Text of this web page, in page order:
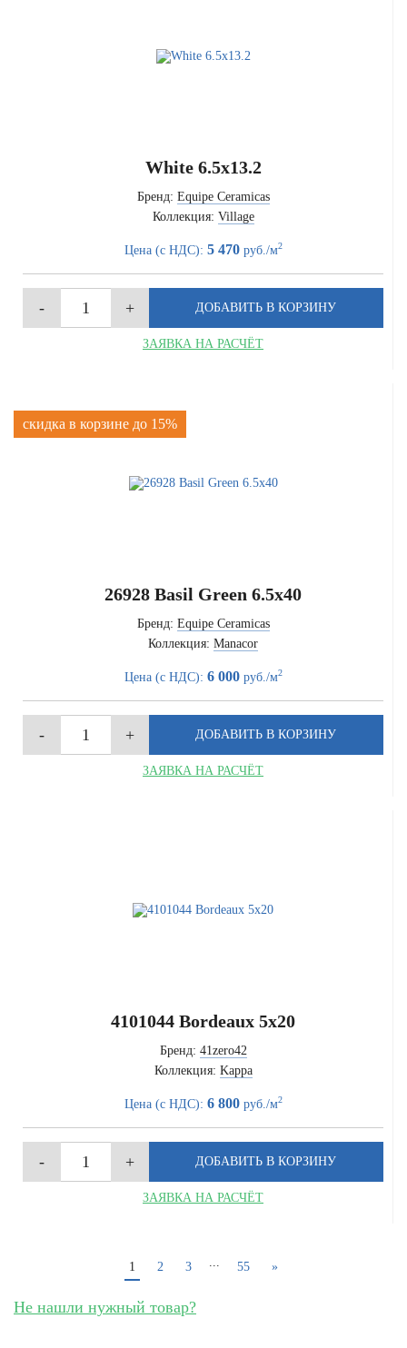
White 6.5x13.2
Бренд: Equipe Ceramicas
Коллекция: Village
Цена (с НДС): 5 470руб./м2
ЗАЯВКА НА РАСЧЁТ
скидка в корзине до 15%
26928 Basil Green 6.5x40
Бренд: Equipe Ceramicas
Коллекция: Manacor
Цена (с НДС): 6 000руб./м2
ЗАЯВКА НА РАСЧЁТ
4101044 Bordeaux 5x20
Бренд: 41zero42
Коллекция: Kappa
Цена (с НДС): 6 800руб./м2
ЗАЯВКА НА РАСЧЁТ
1 2 3 ... 55 »
Не нашли нужный товар?